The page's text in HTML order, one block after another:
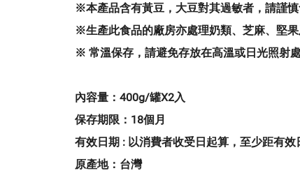
※本產品含有黃豆，大豆對其過敏者，請謹慎
※生產此食品的廠房亦處理奶類、芝麻、堅
※ 常溫保存，請避免存放在高溫或日光照射
內容量： 400g/罐X2入
保存期限： 18個月
有效日期 : 以消費者收受日起算，至少距有
原產地： 台灣